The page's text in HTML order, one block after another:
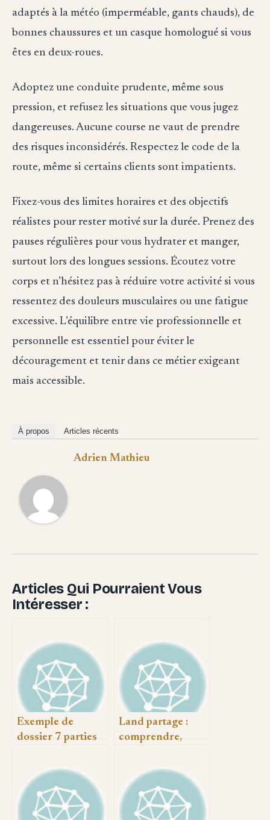
adaptés à la météo (imperméable, gants chauds), de
bonnes chaussures et un casque homologué si vous
êtes en deux-roues.
Adoptez une conduite prudente, même sous
pression, et refusez les situations que vous jugez
dangereuses. Aucune course ne vaut de prendre
des risques inconsidérés. Respectez le code de la
route, même si certains clients sont impatients.
Fixez-vous des limites horaires et des objectifs
réalistes pour rester motivé sur la durée. Prenez des
pauses régulières pour vous hydrater et manger,
surtout lors des longues sessions. Écoutez votre
corps et n’hésitez pas à réduire votre activité si vous
ressentez des douleurs musculaires ou une fatigue
excessive. L’équilibre entre vie professionnelle et
personnelle est essentiel pour éviter le
découragement et tenir dans ce métier exigeant
mais accessible.
À propos Articles récents
Adrien Mathieu
Articles Qui Pourraient Vous
Intéresser :
Exemple de
dossier 7 parties
complet et
conseils pratiques
Land partage :
comprendre,
votre projet pas à
pas